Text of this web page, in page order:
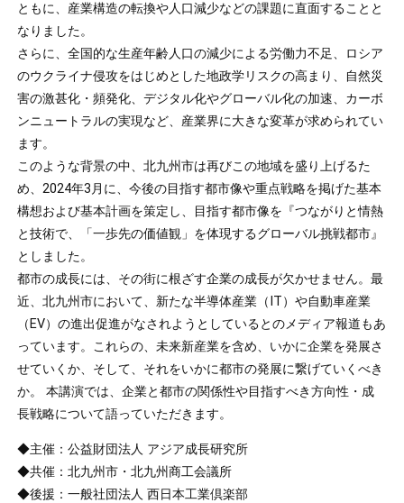
ともに、産業構造の転換や人口減少などの課題に直面することと
なりました。
さらに、全国的な生産年齢人口の減少による労働力不足、ロシア
のウクライナ侵攻をはじめとした地政学リスクの高まり、自然災
害の激甚化・頻発化、デジタル化やグローバル化の加速、カーボ
ンニュートラルの実現など、産業界に大きな変革が求められてい
ます。
このような背景の中、北九州市は再びこの地域を盛り上げるた
め、2024年3月に、今後の目指す都市像や重点戦略を掲げた基本
構想および基本計画を策定し、目指す都市像を『つながりと情熱
と技術で、「一歩先の価値観」を体現するグローバル挑戦都市』
としました。
都市の成長には、その街に根ざす企業の成長が欠かせません。最
近、北九州市において、新たな半導体産業（IT）や自動車産業
（EV）の進出促進がなされようとしているとのメディア報道もあ
っています。これらの、未来新産業を含め、いかに企業を発展さ
せていくか、そして、それをいかに都市の発展に繋げていくべき
か。 本講演では、企業と都市の関係性や目指すべき方向性・成
長戦略について語っていただきます。
◆主催：公益財団法人 アジア成長研究所
◆共催：北九州市・北九州商工会議所
◆後援：一般社団法人 西日本工業倶楽部